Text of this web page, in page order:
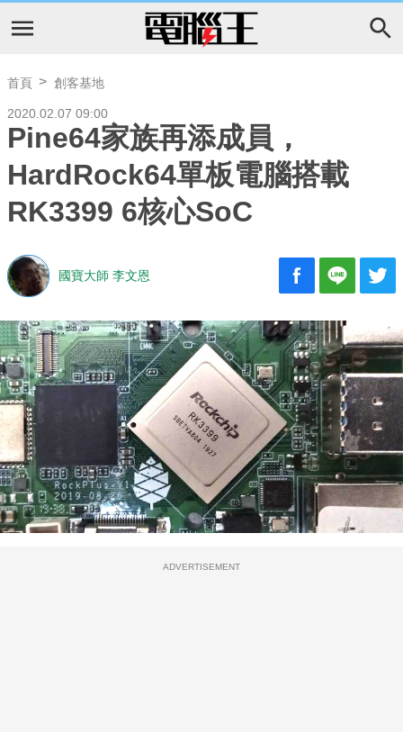
首頁 創客基地
2020.02.07 09:00
Pine64家族再添成員，
HardRock64單板電腦搭載
RK3399 6核心SoC
國寶大師 李文恩
ADVERTISEMENT